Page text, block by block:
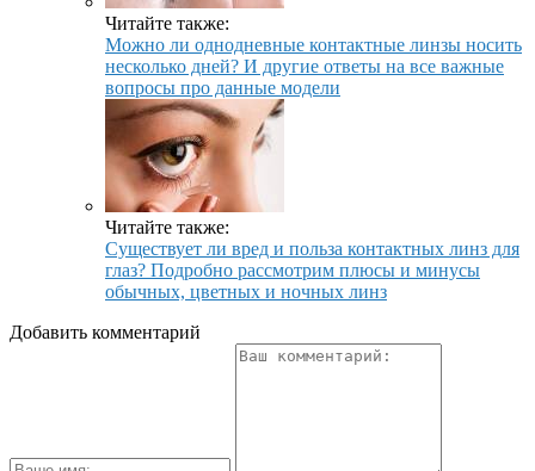
Читайте также:
Можно ли однодневные контактные линзы носить
несколько дней? И другие ответы на все важные
вопросы про данные модели
Читайте также:
Существует ли вред и польза контактных линз для
глаз? Подробно рассмотрим плюсы и минусы
обычных, цветных и ночных линз
Добавить комментарий